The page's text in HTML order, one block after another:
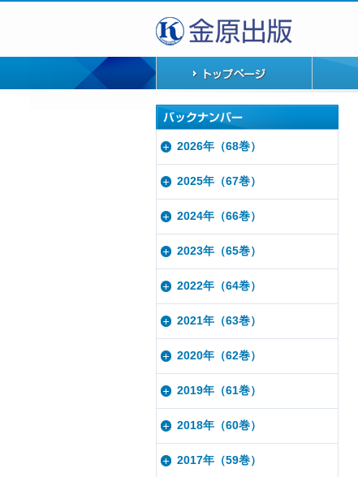
2026年（68巻）
2025年（67巻）
2024年（66巻）
2023年（65巻）
2022年（64巻）
2021年（63巻）
2020年（62巻）
2019年（61巻）
2018年（60巻）
2017年（59巻）